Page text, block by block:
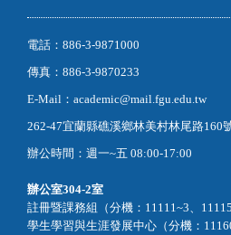
電話：886-3-9871000
傳真：886-3-9870233
E-Mail：academic@mail.fgu.edu.tw
262-47宜蘭縣礁溪鄉林美村林尾路160
辦公時間：週一~五 08:00-17:00
辦公室304-2室
註冊暨課務組（分機：11111~3、11115
學生學習與生涯發展中心（分機：